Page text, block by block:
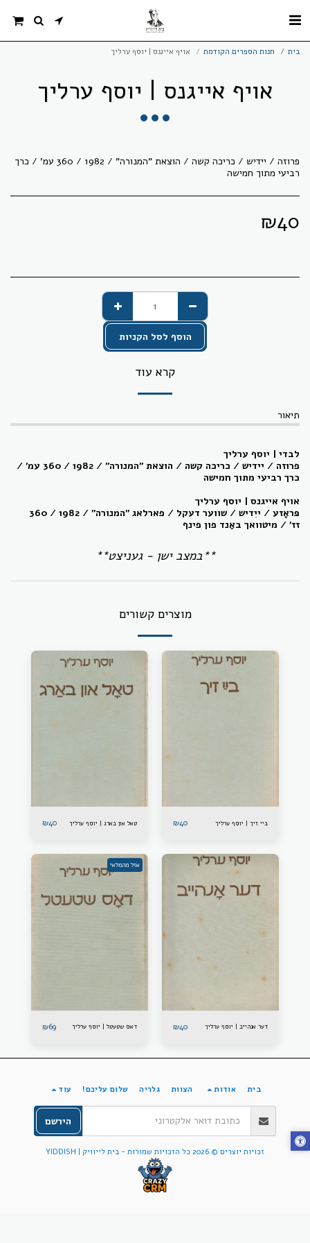
בית חנות הספרים הקודמת אויף אייגנס | יוסף ערליך
אויף אייגנס | יוסף ערליך
פרוזה / יידיש / כריכה קשה / הוצאת "המנורה" / 1982 / 360 עמ' / כרך
רביעי מתוך חמישה
₪40
הוסף לסל הקניות
קרא עוד
תיאור
לבדי | יוסף ערליך
פרוזה / יידיש / כריכה קשה / הוצאת "המנורה" / 1982 / 360 עמ' /
כרך רביעי מתוך חמישה
אויף אייגנס | יוסף ערליך
פּראָזע / ייִדיש / שווער דעקל
/ פארלאג "המנורה" / 1982 / 360
זז' / מיטוואך באַנד פון פינף
**במצב ישן - געניצט**
מוצרים קשורים
ביי זיך | יוסף ערליך ₪40 טאל און בארג | יוסף ערליך ₪40
דער אנהייב | יוסף ערליך ₪40
אזל מהמלאי
דאס שטעטל | יוסף ערליך ₪69
בית אודות הצוות גלריה שלום עליכם! עוד
הירשם
זכויות יוצרים © 2026 כל הזכויות שמורות - בית לייוויק | YIDDISH